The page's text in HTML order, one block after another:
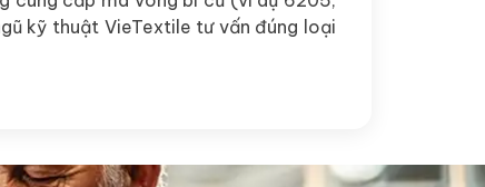
kỹ thuật VieTextile tư vấn đúng loại